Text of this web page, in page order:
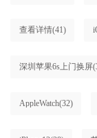
查看详情(41)
深圳苹果6s上门换屏
AppleWatch(32)